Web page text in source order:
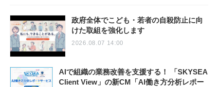
政府全体でこども・若者の自殺防止に向
けた取組を強化します
2026.08.07 14:00
AIで組織の業務改善を支援する！ 「SKYSEA
Client View」の新CM「AI働き方分析レポー